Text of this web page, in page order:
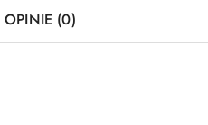
OPINIE (0)